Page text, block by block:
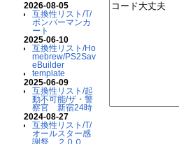
2026-08-05
互換性リスト/T/
ボンバーマンカ
ート
2025-06-10
互換性リスト/Ho
mebrew/PS2Sav
eBuilder
template
2025-06-09
互換性リスト/起
動不可能/ザ・警
察官 新宿24時
2024-08-27
互換性リスト/T/
オールスター感
謝祭 ２００